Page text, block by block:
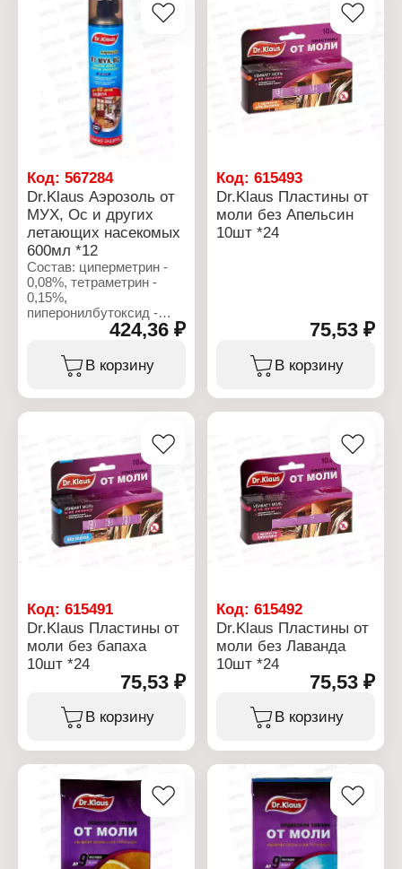
Код: 567284
Dr.Klaus Аэрозоль от
МУХ, Ос и других
летающих насекомых
600мл *12
Состав: циперметрин -
0,08%, тетраметрин -
0,15%,
пиперонилбутоксид -
0,75%, растворитель,
углеводородный.
аэрозоль
Объем: 600 мл
Применение: от мух, ос и
других летающих
насекомых
Особенность: без запаха
424,36 ₽
В корзину
Код:615493
Dr.Klaus Пластины от
моли без Апельсин
10шт *24
75,53 ₽
В корзину
Код: 615491
Dr.Klaus Пластины от
моли без бапаха
10шт *24
75,53 ₽
В корзину
Код:615492
Dr.Klaus Пластины от
моли без Лаванда
10шт *24
75,53 ₽
В корзину